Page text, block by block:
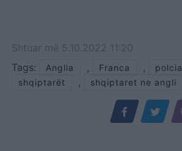
Shtuar më 5.10.2022 11:20
Tags:
Anglia , Franca , polcia
shqiptarët , shqiptaret ne angli